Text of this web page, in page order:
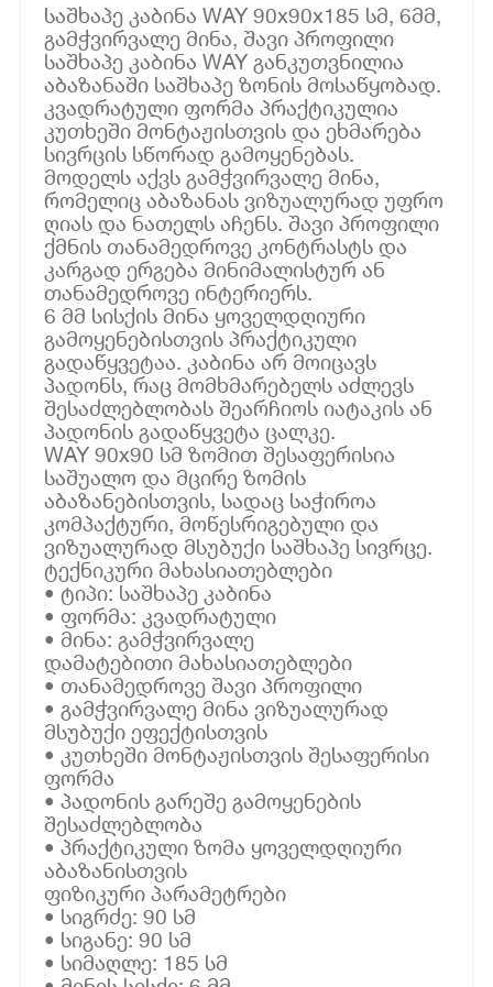
საშხაპე კაბინა WAY 90x90x185 სმ, 6მმ,
გამჭვირვალე მინა, შავი პროფილი
საშხაპე კაბინა WAY განკუთვნილია
აბაზანაში საშხაპე ზონის მოსაწყობად.
კვადრატული ფორმა პრაქტიკულია
კუთხეში მონტაჟისთვის და ეხმარება
სივრცის სწორად გამოყენებას.
მოდელს აქვს გამჭვირვალე მინა,
რომელიც აბაზანას ვიზუალურად უფრო
ღიას და ნათელს აჩენს. შავი პროფილი
ქმნის თანამედროვე კონტრასტს და
კარგად ერგება მინიმალისტურ ან
თანამედროვე ინტერიერს.
6 მმ სისქის მინა ყოველდღიური
გამოყენებისთვის პრაქტიკული
გადაწყვეტაა. კაბინა არ მოიცავს
პადონს, რაც მომხმარებელს აძლევს
შესაძლებლობას შეარჩიოს იატაკის ან
პადონის გადაწყვეტა ცალკე.
WAY 90x90 სმ ზომით შესაფერისია
საშუალო და მცირე ზომის
აბაზანებისთვის, სადაც საჭიროა
კომპაქტური, მოწესრიგებული და
ვიზუალურად მსუბუქი საშხაპე სივრცე.
ტექნიკური მახასიათებლები
• ტიპი: საშხაპე კაბინა
• ფორმა: კვადრატული
• მინა: გამჭვირვალე
დამატებითი მახასიათებლები
• თანამედროვე შავი პროფილი
• გამჭვირვალე მინა ვიზუალურად
მსუბუქი ეფექტისთვის
• კუთხეში მონტაჟისთვის შესაფერისი
ფორმა
• პადონის გარეშე გამოყენების
შესაძლებლობა
• პრაქტიკული ზომა ყოველდღიური
აბაზანისთვის
ფიზიკური პარამეტრები
• სიგრძე: 90 სმ
• სიგანე: 90 სმ
• სიმაღლე: 185 სმ